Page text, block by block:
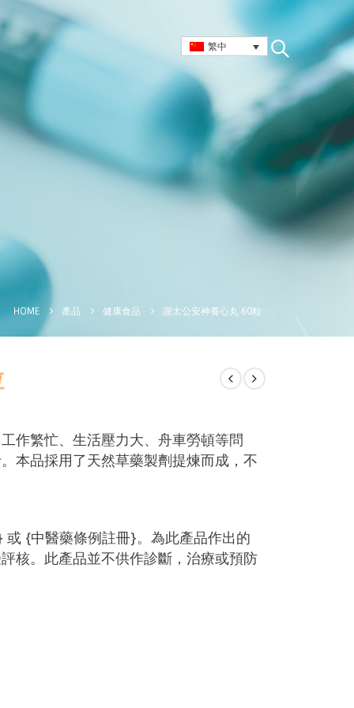
繁中
HOME 產品 健康食品 謝太公安神養心丸 60粒
作繁忙、生活壓力大、舟車勞頓等問
本品採用了天然草藥製劑提煉而成，不
{中醫藥條例註冊}。為此產品作出的
核。此產品並不供作診斷，治療或預防